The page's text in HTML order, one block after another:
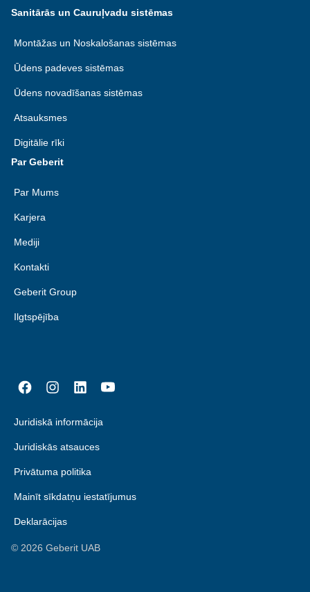
Sanitārās un Cauruļvadu sistēmas
Montāžas un Noskalošanas sistēmas
Ūdens padeves sistēmas
Ūdens novadīšanas sistēmas
Atsauksmes
Digitālie rīki
Par Geberit
Par Mums
Karjera
Mediji
Kontakti
Geberit Group
Ilgtspējība
Juridiskā informācija
Juridiskās atsauces
Privātuma politika
Mainīt sīkdatņu iestatījumus
Deklarācijas
© 2026 Geberit UAB